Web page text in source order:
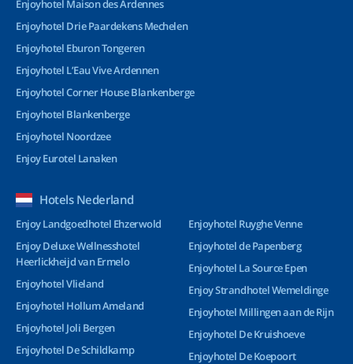
Enjoyhotel Maison des Ardennes
Enjoyhotel Drie Paardekens Mechelen
Enjoyhotel Eburon Tongeren
Enjoyhotel L’Eau Vive Ardennen
Enjoyhotel Corner House Blankenberge
Enjoyhotel Blankenberge
Enjoyhotel Noordzee
Enjoy Eurotel Lanaken
Hotels Nederland
Enjoy Landgoedhotel Ehzerwold
Enjoy Deluxe Wellnesshotel
Heerlickheijd van Ermelo
Enjoyhotel Vlieland
Enjoyhotel Hollum Ameland
Enjoyhotel Joli Bergen
Enjoyhotel De Schildkamp
Enjoyhotel Ruyghe Venne
Enjoyhotel de Papenberg
Enjoyhotel La Source Epen
Enjoy Strandhotel Wemeldinge
Enjoyhotel Millingen aan de Rijn
Enjoyhotel De Kruishoeve
Enjoyhotel De Koepoort